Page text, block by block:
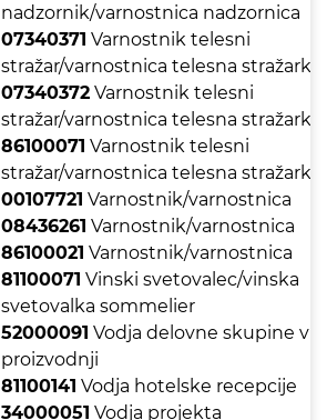
nadzornik/varnostnica nadzornica
07340371 Varnostnik telesni
stražar/varnostnica telesna stražarka
07340372 Varnostnik telesni
stražar/varnostnica telesna stražarka
86100071 Varnostnik telesni
stražar/varnostnica telesna stražarka
00107721 Varnostnik/varnostnica
08436261 Varnostnik/varnostnica
86100021 Varnostnik/varnostnica
81100071 Vinski svetovalec/vinska
svetovalka sommelier
52000091 Vodja delovne skupine v
proizvodnji
81100141 Vodja hotelske recepcije
34000051 Vodja projekta